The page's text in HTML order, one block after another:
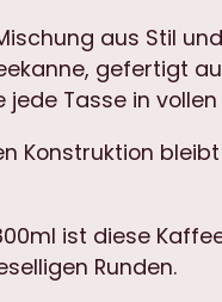
aus Stil
gefertigt
Tasse in
Konstruktion
ist diese
Runden.